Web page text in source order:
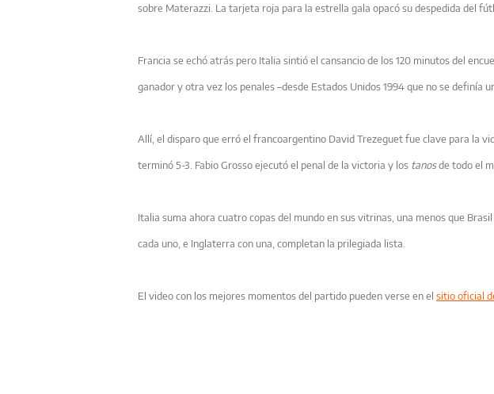
sobre Materazzi. La tarjeta roja para la estrella gala opacó su despedida del
Francia se echó atrás pero Italia sintió el cansancio de los 120 minutos del
ganador y otra vez los penales –desde Estados Unidos 1994 que no se definía
Allí, el disparo que erró el francoargentino David Trezeguet fue clave para la
terminó 5-3. Fabio Grosso ejecutó el penal de la victoria y los tanosde todo el
Italia suma ahora cuatro copas del mundo en sus vitrinas, una menos que
cada uno, e Inglaterra con una, completan la prilegiada lista.
El video con los mejores momentos del partido pueden verse en el sitio oficial